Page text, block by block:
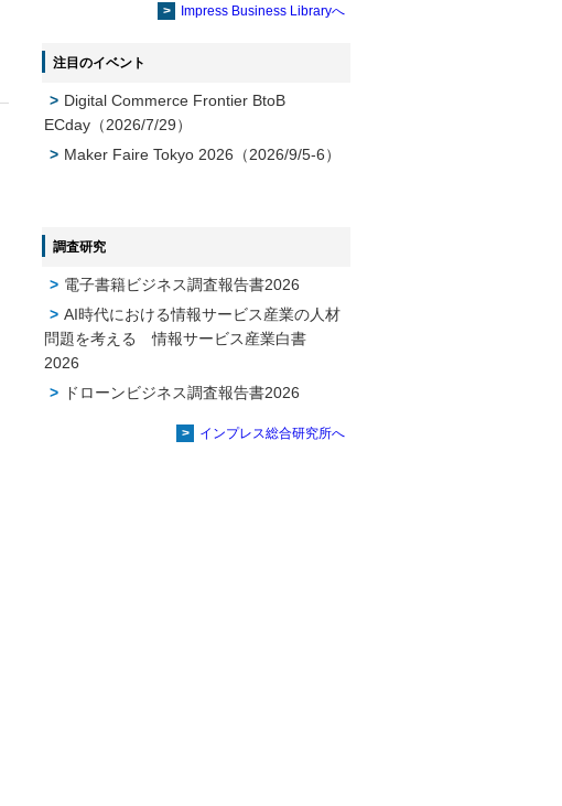
Impress Business Libraryへ
注目のイベント
Digital Commerce Frontier BtoB
ECday（2026/7/29）
Maker Faire Tokyo 2026（2026/9/5-6）
調査研究
電子書籍ビジネス調査報告書2026
AI時代における情報サービス産業の⼈材
問題を考える 情報サービス産業⽩書
2026
ドローンビジネス調査報告書2026
インプレス総合研究所へ